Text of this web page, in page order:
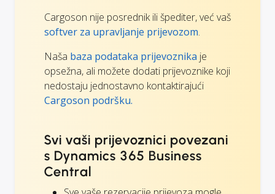
Cargoson nije posrednik ili špediter, već vaš
softver za upravljanje prijevozom.
Naša baza podataka prijevoznika je
opsežna, ali možete dodati prijevoznike koji
nedostaju jednostavno kontaktirajući
Cargoson podršku.
Svi vaši prijevoznici povezani
s Dynamics 365 Business
Central